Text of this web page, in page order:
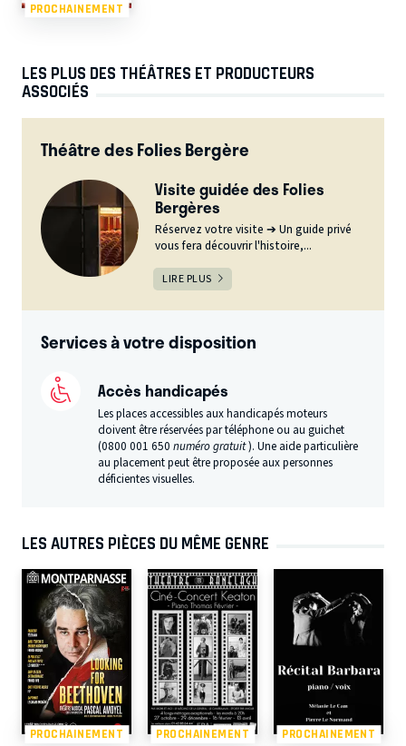
PROCHAINEMENT
LES PLUS DES THÉÂTRES ET PRODUCTEURS
ASSOCIÉS
Théâtre des Folies Bergère
Visite guidée des Folies
Bergères
Réservez votre visite ➔ Un guide privé
vous fera découvrir l'histoire,...
LIRE PLUS
Services à votre disposition
Accès handicapés
Les places accessibles aux handicapés moteurs
doivent être réservées par téléphone ou au guichet
(0800 001 650numéro gratuit). Une aide particulière
au placement peut être proposée aux personnes
déficientes visuelles.
LES AUTRES PIÈCES DU MÊME GENRE
PROCHAINEMENT PROCHAINEMENT PROCHAINEMENT